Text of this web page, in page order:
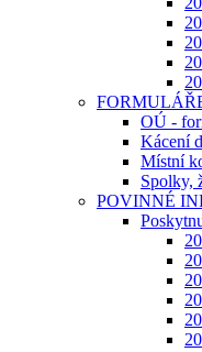
OÚ -
Kácení
Místní
Spolky,
POVINNÉ